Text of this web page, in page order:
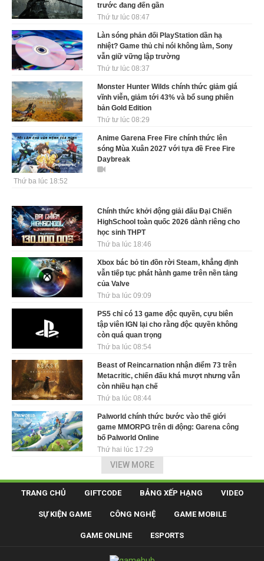
trước đang đến gần
Thứ tư lúc 08:47
Làn sóng phản đối PlayStation dần hạ
nhiệt? Game thủ chỉ nói không làm, Sony
vẫn giữ vững lập trường
Thứ tư lúc 08:37
Monster Hunter Wilds chính thức giảm giá
vĩnh viễn, giảm tới 43% và bổ sung phiên
bản Gold Edition
Thứ tư lúc 08:29
Anime Garena Free Fire chính thức lên
sóng Mùa Xuân 2027 với tựa đề Free Fire
Daybreak
Thứ ba lúc 18:52
Chính thức khởi động giải đấu Đại Chiến
HighSchool toàn quốc 2026 dành riêng cho
học sinh THPT
Thứ ba lúc 18:46
Xbox bác bỏ tin đồn rời Steam, khẳng định
vẫn tiếp tục phát hành game trên nền tảng
của Valve
Thứ ba lúc 09:09
PS5 chỉ có 13 game độc quyền, cựu biên
tập viên IGN lại cho rằng độc quyền không
còn quá quan trọng
Thứ ba lúc 08:54
Beast of Reincarnation nhận điểm 73 trên
Metacritic, chiến đấu khá mượt nhưng vẫn
còn nhiều hạn chế
Thứ ba lúc 08:44
Palworld chính thức bước vào thế giới
game MMORPG trên di động: Garena công
bố Palworld Online
Thứ hai lúc 17:29
VIEW MORE
TRANG CHỦ GIFTCODE BẢNG XẾP HẠNG VIDEO
SỰ KIỆN GAME CÔNG NGHỆ GAME MOBILE
GAME ONLINE ESPORTS